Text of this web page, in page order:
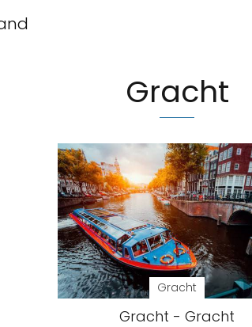
Gracht
Gracht
Gracht - Gracht